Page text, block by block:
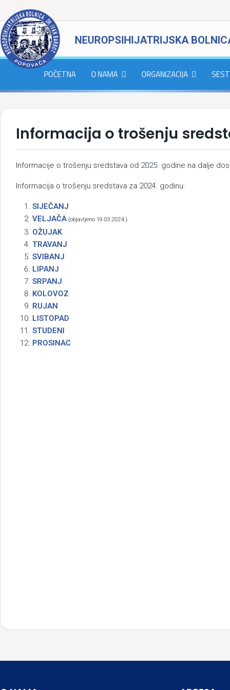
NEUROPSIHIJATRIJSKA
POČETNA O NAMA ORGANIZACIJA
Informacija o trošenju
Informacije o trošenju sredstava od 2025. godine na dalje
Informacija o trošenju sredstava za 2024. godinu:
SIJEČANJ
VELJAČA (objavljeno 19.03.2024.)
OŽUJAK
TRAVANJ
SVIBANJ
LIPANJ
SRPANJ
KOLOVOZ
RUJAN
LISTOPAD
STUDENI
PROSINAC